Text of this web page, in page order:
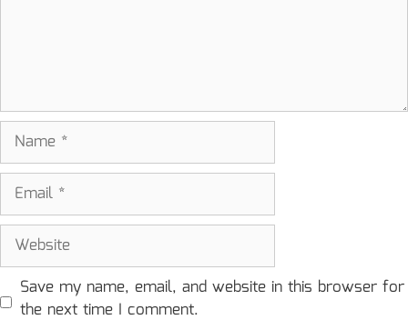
Name
Email
Website
Save my name, email, and website in this browser for
the next time I comment.